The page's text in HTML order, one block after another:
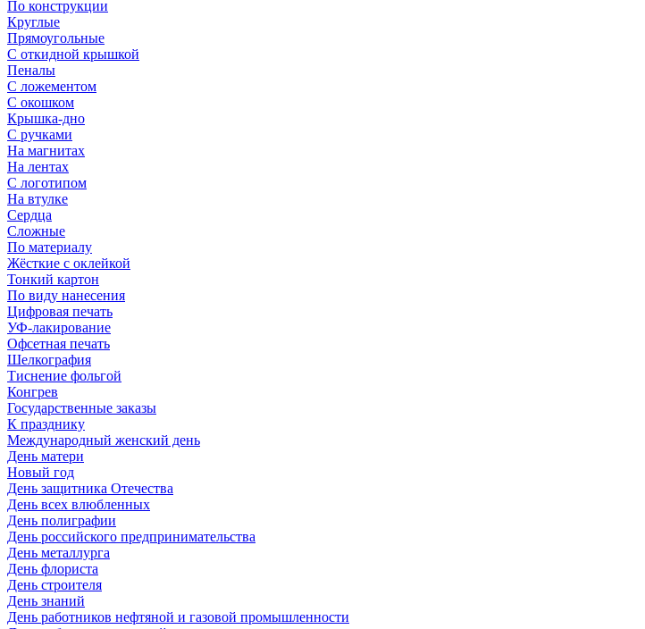
По конструкции
Круглые
Прямоугольные
С откидной крышкой
Пеналы
С ложементом
С окошком
Крышка-дно
С ручками
На магнитах
На лентах
С логотипом
На втулке
Сердца
Сложные
По материалу
Жёсткие с оклейкой
Тонкий картон
По виду нанесения
Цифровая печать
УФ-лакирование
Офсетная печать
Шелкография
Тиснение фольгой
Конгрев
Государственные заказы
К празднику
Международный женский день
День матери
Новый год
День защитника Отечества
День всех влюбленных
День полиграфии
День российского предпринимательства
День металлурга
День флориста
День строителя
День знаний
День работников нефтяной и газовой промышленности